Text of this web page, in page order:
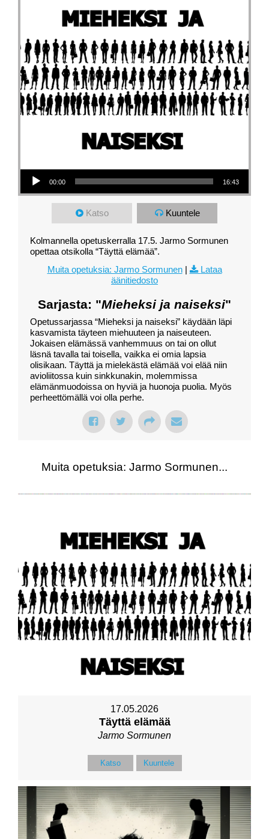
Äänitoistin
00:00 16:43
Katso Kuuntele
Kolmannella opetuskerralla 17.5. Jarmo Sormunen
opettaa otsikolla “Täyttä elämää”.
Muita opetuksia: Jarmo Sormunen|
Lataa
äänitiedosto
Sarjasta: "Mieheksi ja naiseksi"
Opetussarjassa “Mieheksi ja naiseksi” käydään läpi
kasvamista täyteen miehuuteen ja naiseuteen.
Jokaisen elämässä vanhemmuus on tai on ollut
läsnä tavalla tai toisella, vaikka ei omia lapsia
olisikaan. Täyttä ja mielekästä elämää voi elää niin
avioliitossa kuin sinkkunakin, molemmissa
elämänmuodoissa on hyviä ja huonoja puolia. Myös
perheettömällä voi olla perhe.
Muita opetuksia: Jarmo Sormunen...
17.05.2026
Täyttä elämää
Jarmo Sormunen
Katso Kuuntele